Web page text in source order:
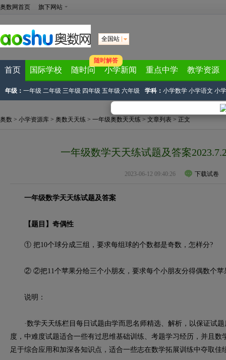
奥数网首页 旗下网站
全国站
首页 国际学校 随时问
随时解答
小学新闻 重点中学 教学资源
年级： 一年级 二年级 三年级 四年级 五年级 六年级 学科： 小学数学 小学语文 小
奥数 > 小学资源库 > 奥数天天练 > 一年级奥数天天练 > 文章列表 > 正文
一年级数学天天练试题及答案
2023-06-12 09:40:26 下载试卷
一年级数学天天练试题及答案
【题目】奇偶性
① 把10个球分成三组，要求每组球的个数都是奇数，怎样分?
② ②把11个苹果分给三个小朋友，要求每个小朋友分得偶数个苹
说明：
·数学天天练栏目每日试题由学而思名师精选、解析，以保证试题
度，中难度试题适合一些有过思维基础训练、考题学习经历，并且数
足于综合应用和加深各知识点，适合一些志在数学拓展训练中夺取佳